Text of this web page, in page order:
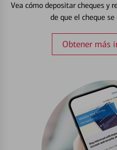
Vea cómo depositar cheques y
de que el cheque
Obtener más